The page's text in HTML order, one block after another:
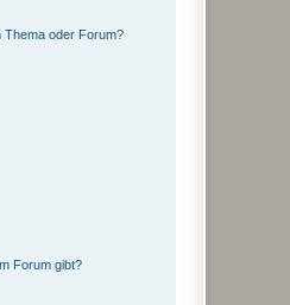
Thema oder Forum?
Forum gibt?